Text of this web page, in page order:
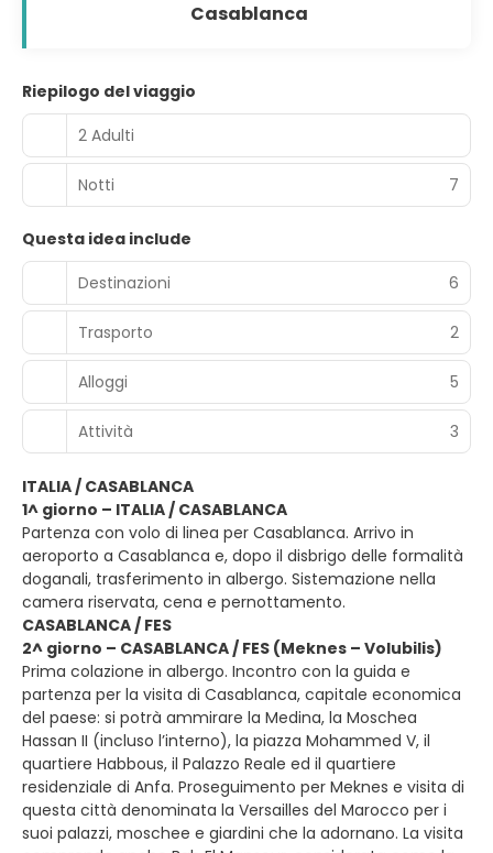
Casablanca
Riepilogo del viaggio
2 Adulti
Notti 7
Questa idea include
Destinazioni
6
Trasporto 2
Alloggi 5
Attività 3
ITALIA / CASABLANCA
1^ giorno – ITALIA / CASABLANCA
Partenza con volo di linea per Casablanca. Arrivo in
aeroporto a Casablanca e, dopo il disbrigo delle formalità
doganali, trasferimento in albergo. Sistemazione nella
camera riservata, cena e pernottamento.
CASABLANCA / FES
2^ giorno – CASABLANCA / FES (Meknes – Volubilis)
Prima colazione in albergo. Incontro con la guida e
partenza per la visita di Casablanca, capitale economica
del paese: si potrà ammirare la Medina, la Moschea
Hassan II (incluso l’interno), la piazza Mohammed V, il
quartiere Habbous, il Palazzo Reale ed il quartiere
residenziale di Anfa. Proseguimento per Meknes e visita di
questa città denominata la Versailles del Marocco per i
suoi palazzi, moschee e giardini che la adornano. La visita